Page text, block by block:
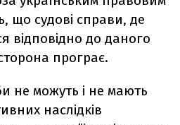
що судові справи, де
відповідно до даного
програє.
не можуть і не мають
наслідків